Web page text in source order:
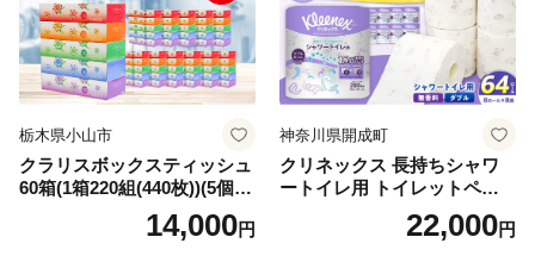
栃木県小山市
クラリスボックスティッシュ
60箱(1箱220組(440枚))(5個入
り×12セット)【1256759】
14,000円
神奈川県開成町
クリネックス 長持ちシャワ
ートイレ用 トイレットペー
パー（ダブル）64ロール(8ロ
ール×8パック) 開成町 トイレ
22,000円